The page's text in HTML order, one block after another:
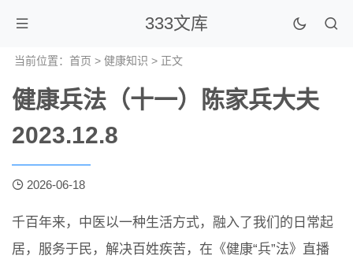
333文库
当前位置： 首页 > 健康知识 > 正文
健康兵法（十一）陈家兵大夫
2023.12.8
2026-06-18
千百年来，中医以一种生活方式，融入了我们的日常起
居，服务于民，解决百姓疾苦，在《健康“兵”法》直播